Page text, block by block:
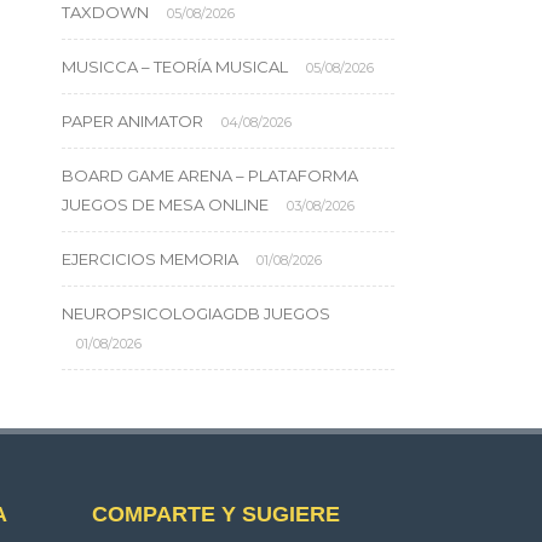
TAXDOWN 05/08/2026
MUSICCA – TEORÍA MUSICAL 05/08/2026
PAPER ANIMATOR 04/08/2026
BOARD GAME ARENA – PLATAFORMA
JUEGOS DE MESA ONLINE
03/08/2026
EJERCICIOS MEMORIA 01/08/2026
NEUROPSICOLOGIAGDB JUEGOS
01/08/2026
COMPARTE Y SUGIERE